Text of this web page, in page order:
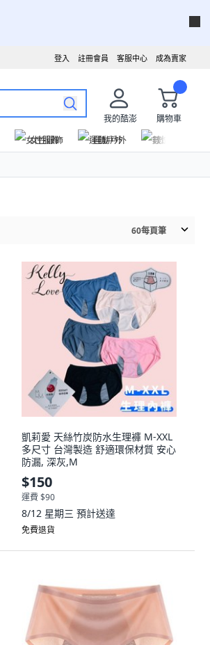
成為賣家
客服中心
註冊會員
登入
我的酷澎
購物車
女性服飾 運動戶外 數位家電
60每頁筆
凱莉愛 天絲竹炭防水生理褲 M-XXL
多尺寸 台灣製造 舒適環保材質 安心
防漏, 深灰,M
$150
運費 $90
8/12 星期三 預計送達
免費退貨